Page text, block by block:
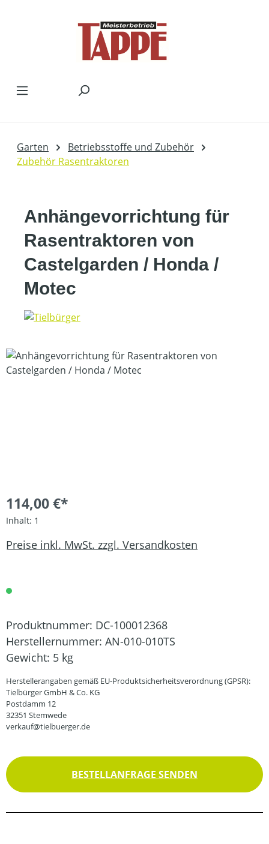
Garten
Betriebsstoffe und Zubehör
Zubehör Rasentraktoren
Anhängevorrichtung für
Rasentraktoren von
Castelgarden / Honda /
Motec
Bildergalerie überspringen
114,00 €*
Inhalt: 1
Preise inkl. MwSt. zzgl. Versandkosten
Produktnummer: DC-100012368
Herstellernummer: AN-010-010TS
Gewicht: 5 kg
Herstellerangaben gemäß EU-Produktsicherheitsverordnung (GPSR):
Tielbürger GmbH & Co. KG
Postdamm 12
32351 Stemwede
verkauf@tielbuerger.de
BESTELLANFRAGE SENDEN